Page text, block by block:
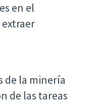
en el
de la minería
de las tareas